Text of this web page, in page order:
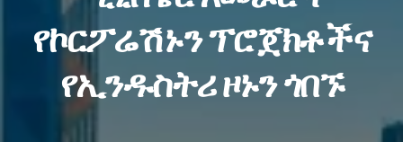
የኮርፖሬሽኑን ፕሮጀክቶችና
የኢንዱስትሪ ዞኑን ጎበኙ